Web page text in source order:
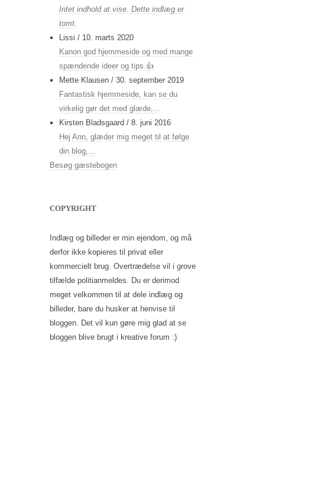
Intet indhold at vise. Dette indlæg er
tomt.
Lissi / 10. marts 2020
Kanon god hjemmeside og med mange
spændende ideer og tips.👍
Mette Klausen / 30. september 2019
Fantastisk hjemmeside, kan se du
virkelig gør det med glæde,...
Kirsten Bladsgaard / 8. juni 2016
Hej Ann, glæder mig meget til at følge
din blog,...
Besøg gæstebogen
COPYRIGHT
Indlæg og billeder er min ejendom, og må
derfor ikke kopieres til privat eller
kommercielt brug. Overtrædelse vil i grove
tilfælde politianmeldes. Du er derimod
meget velkommen til at dele indlæg og
billeder, bare du husker at henvise til
bloggen. Det vil kun gøre mig glad at se
bloggen blive brugt i kreative forum :)